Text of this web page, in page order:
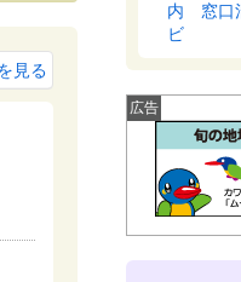
見る
内 窓口
ビ
広告